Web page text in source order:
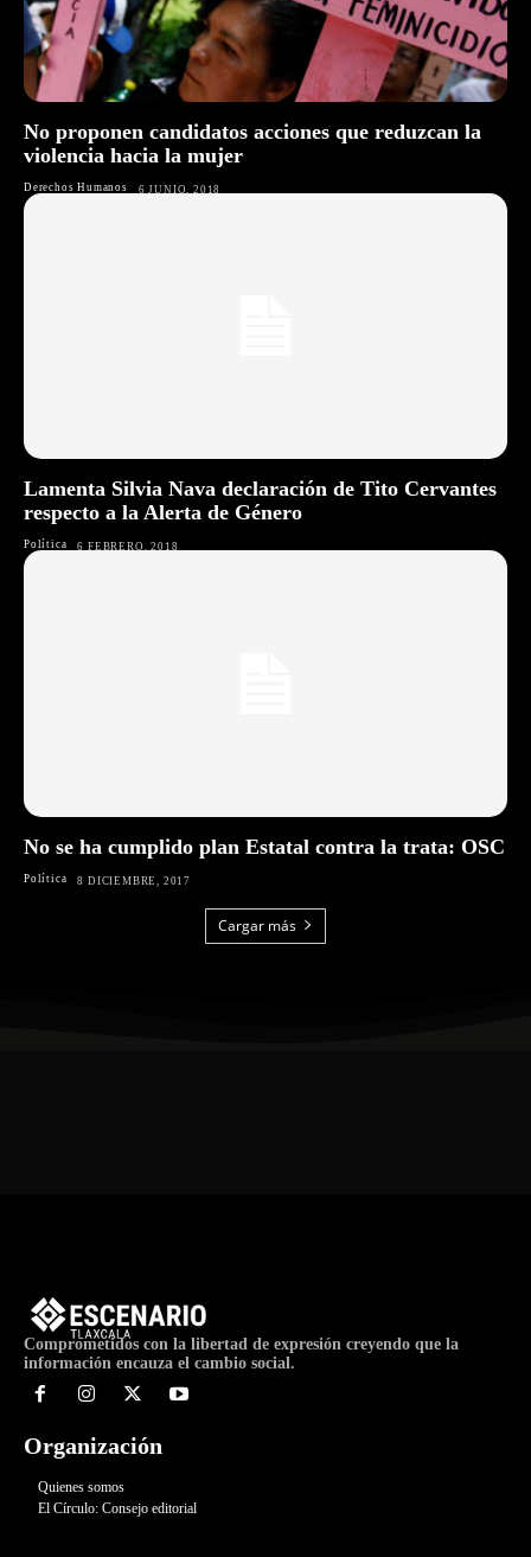
No proponen candidatos acciones que reduzcan la
violencia hacia la mujer
Derechos Humanos 6 JUNIO, 2018
Lamenta Silvia Nava declaración de Tito Cervantes
respecto a la Alerta de Género
Política 6 FEBRERO, 2018
No se ha cumplido plan Estatal contra la trata: OSC
Política 8 DICIEMBRE, 2017
Cargar más
Comprometidos con la libertad de expresión creyendo que la
información encauza el cambio social.
Organización
Quienes somos
El Círculo: Consejo editorial